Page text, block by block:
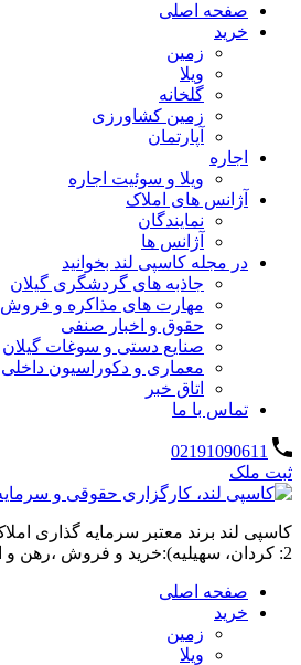
صفحه اصلی
خرید
زمین
ویلا
گلخانه
زمین کشاورزی
آپارتمان
اجاره
ویلا و سوئیت اجاره
آژانس های املاک
نمایندگان
آژانس ها
در مجله کاسپی لند بخوانید
جاذبه های گردشگری گیلان
مهارت های مذاکره و فروش
حقوق و اخبار صنفی
صنایع دستی و سوغات گیلان
معماری و دکوراسیون داخلی
اتاق خبر
تماس با ما
02191090611
ثبت ملک
2: کردان، سهیلیه):خرید و فروش ،رهن و اجاره
صفحه اصلی
خرید
زمین
ویلا